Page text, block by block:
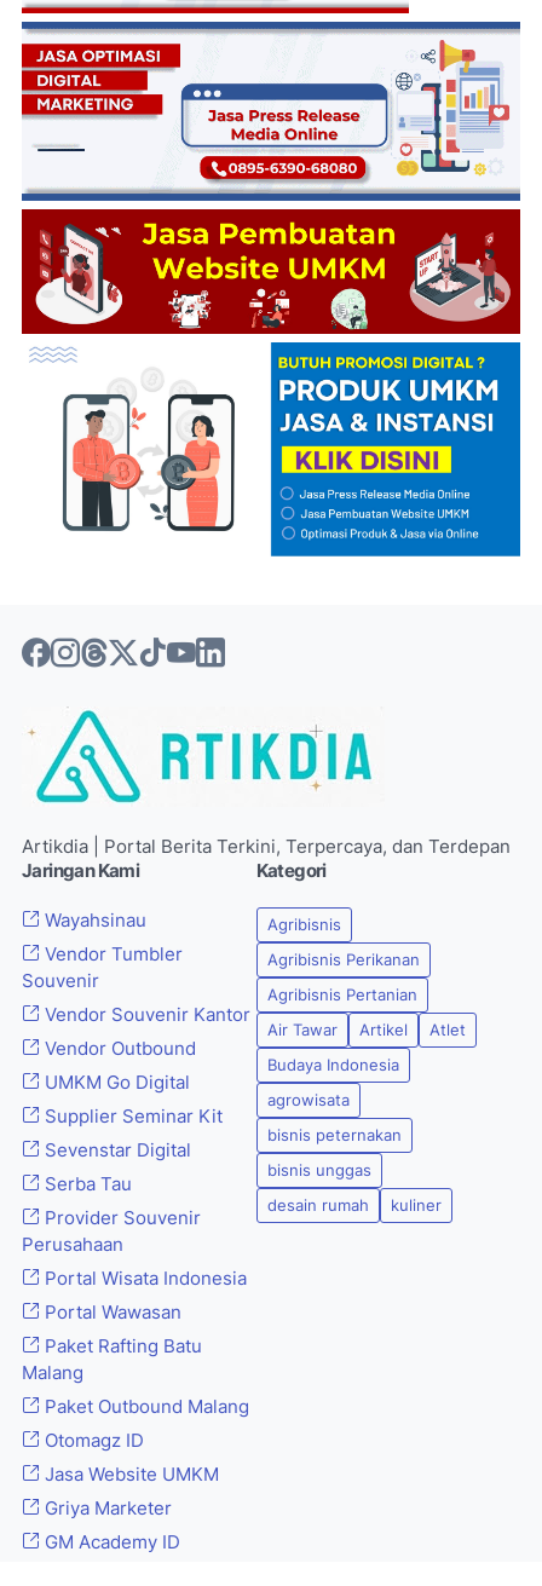
Artikdia | Portal Berita Terkini, Terpercaya, dan Terdepan
Jaringan Kami
Wayahsinau
Vendor Tumbler
Souvenir
Vendor Souvenir Kantor
Vendor Outbound
UMKM Go Digital
Supplier Seminar Kit
Sevenstar Digital
Serba Tau
Provider Souvenir
Perusahaan
Portal Wisata Indonesia
Portal Wawasan
Paket Rafting Batu
Malang
Paket Outbound Malang
Otomagz ID
Jasa Website UMKM
Griya Marketer
GM Academy ID
Kategori
Agribisnis
Agribisnis Perikanan
Agribisnis Pertanian
Air Tawar
Artikel
Atlet
Budaya Indonesia
agrowisata
bisnis peternakan
bisnis unggas
desain rumah
kuliner